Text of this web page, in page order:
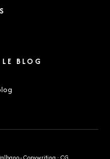
BLOG